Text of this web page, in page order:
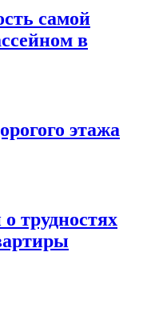
самой
в
этажа
трудностях